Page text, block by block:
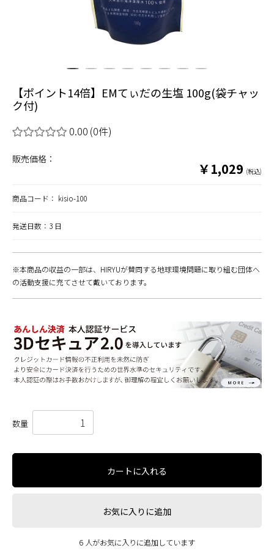
【ポイント14倍】EMてぃだの生塩 100g(袋チャッ
ク付)
0.00 (0件)
販売価格：
￥1,029 (税込)
商品コード： kisio-100
発送日数：3 日
※本商品の収益の一部は、HIRYUが賛同する地球環境問題に取り組む団体へ
の活動支援に充てさせて戴いております。
数量
カートに入れる
お気に入りに追加
6 人がお気に入りに追加しています